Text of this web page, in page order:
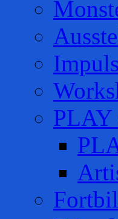
PLAY